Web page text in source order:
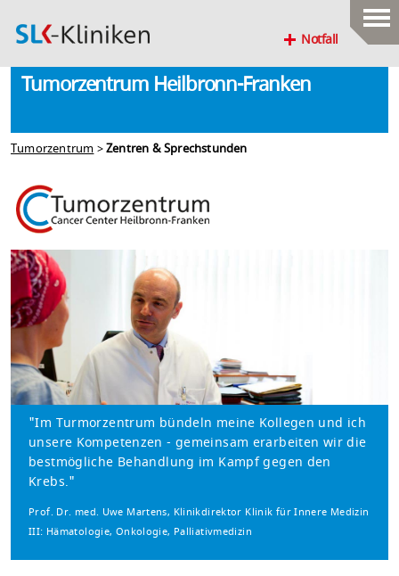
Notfall
Tumorzentrum Heilbronn-Franken
Tumorzentrum>Zentren & Sprechstunden
"Im Turmorzentrum bündeln meine Kollegen und ich
unsere Kompetenzen - gemeinsam erarbeiten wir die
bestmögliche Behandlung im Kampf gegen den
Krebs."
Prof. Dr. med. Uwe Martens, Klinikdirektor Klinik für Innere Medizin
III: Hämatologie, Onkologie, Palliativmedizin